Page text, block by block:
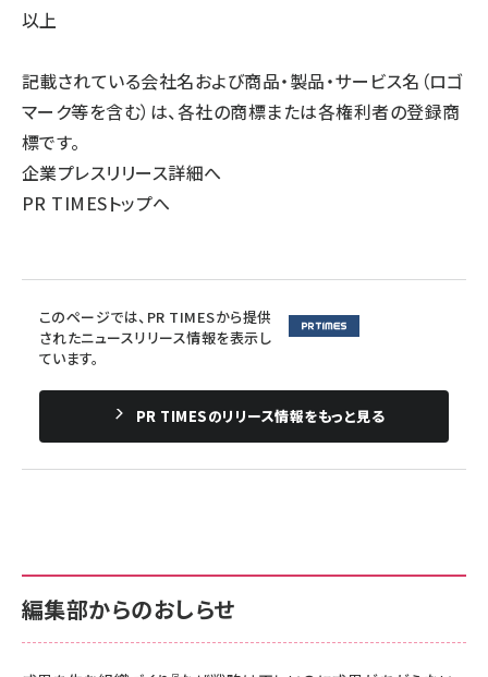
以上
記載されている会社名および商品・製品・サービス名（ロゴ
マーク等を含む）は、各社の商標または各権利者の登録商
標です。
企業プレスリリース詳細へ
PR TIMESトップへ
このページでは、PR TIMESから提供
されたニュースリリース情報を表示し
ています。
PR TIMESのリリース情報をもっと見る
編集部からのおしらせ